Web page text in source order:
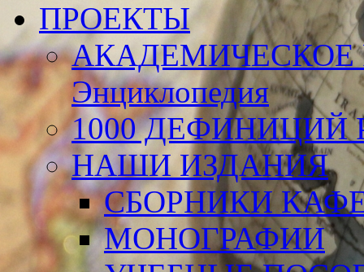
ПРОЕКТЫ
АКАДЕМИЧЕСКОЕ
Энциклопедия
1000 ДЕФИНИЦИЙ
НАШИ ИЗДАНИЯ
СБОРНИКИ
МОНОГРАФИИ